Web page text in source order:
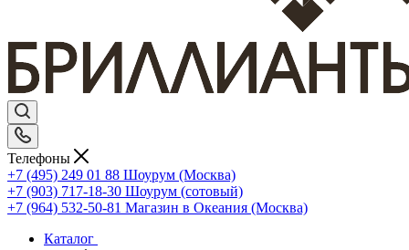
Телефоны
+7 (495) 249 01 88 Шоурум (Москва)
+7 (903) 717-18-30 Шоурум (сотовый)
+7 (964) 532-50-81 Магазин в Океания (Москва)
Каталог